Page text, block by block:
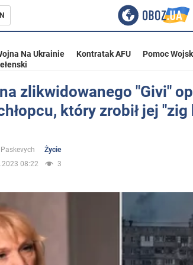
Ukrainie
Na Ukrainie Kontratak AFU Pomoc
zlikwidowanego "Givi"
który zrobił jej
Życie
08:22
3